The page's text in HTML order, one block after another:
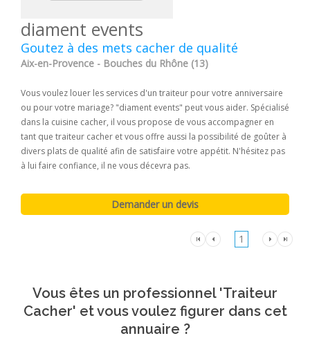
diament events
Goutez à des mets cacher de qualité
Aix-en-Provence - Bouches du Rhône (13)
Vous voulez louer les services d'un traiteur pour votre anniversaire
ou pour votre mariage? "diament events" peut vous aider. Spécialisé
dans la cuisine cacher, il vous propose de vous accompagner en
tant que traiteur cacher et vous offre aussi la possibilité de goûter à
divers plats de qualité afin de satisfaire votre appétit. N'hésitez pas
à lui faire confiance, il ne vous décevra pas.
1
Vous êtes un professionnel 'Traiteur
Cacher' et vous voulez figurer dans cet
annuaire ?